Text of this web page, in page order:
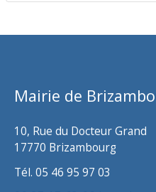
Mairie de
10, Rue du Docteur Grand
17770 Brizambourg
Tél. 05 46 95 97 03